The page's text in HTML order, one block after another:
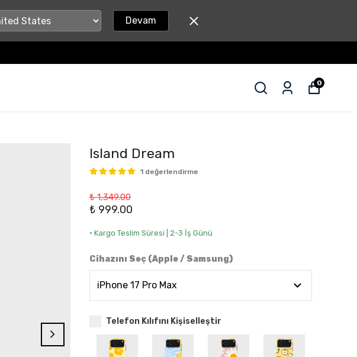
Devam
0
Island Dream
1 değerlendirme
₺ 1,349.00
₺ 999.00
• Kargo Teslim Süresi | 2-3 İş Günü
Cihazını Seç (Apple / Samsung)
Telefon Kılıfını Kişiselleştir